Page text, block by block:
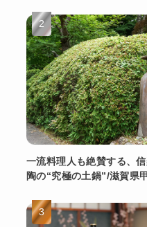
一流料理人も絶賛する、
陶の“究極の土鍋”/滋賀県